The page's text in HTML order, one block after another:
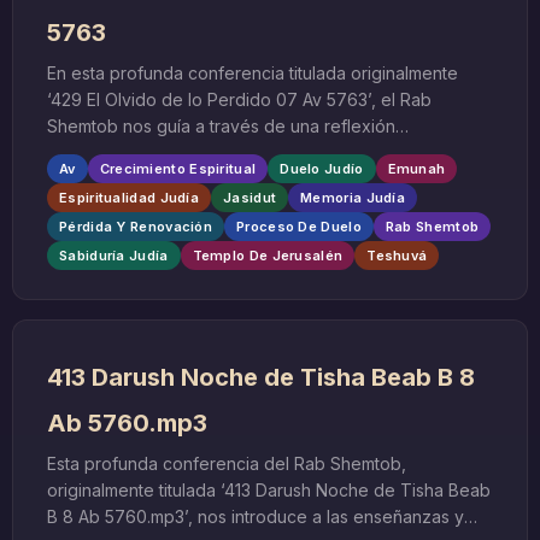
5763
En esta profunda conferencia titulada originalmente
‘429 El Olvido de lo Perdido 07 Av 5763’, el Rab
Shemtob nos guía a través de una reflexión
fundamental sobre uno de los conceptos más
paradójicos y transformadores de la experiencia
humana: el acto de olvidar aquello que hemos perdido.
Esta enseñanza, impartida durante el mes hebreo de
Av, adquiere una dimensión especial al situarse en el
Av Crecimiento Espiritual Duelo Judío
Emunah
Espiritualidad Judía
Jasidut
Memoria Judía
Pérdida Y Renovación
Proceso De Duelo
Rab Shemtob
Sabiduría Judía
Templo De Jerusalén Teshuvá
413 Darush Noche de Tisha Beab B 8
Ab 5760.mp3
Esta profunda conferencia del Rab Shemtob,
originalmente titulada ‘413 Darush Noche de Tisha Beab
B 8 Ab 5760.mp3’, nos introduce a las enseñanzas y